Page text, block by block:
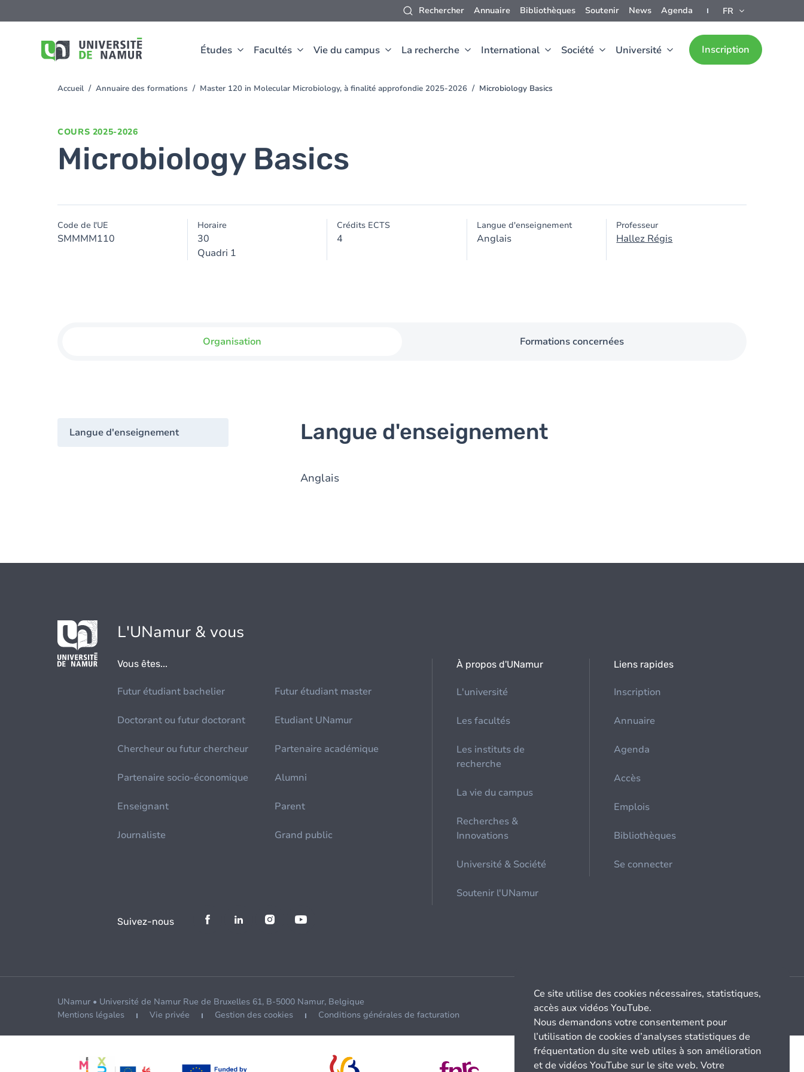
Rechercher Annuaire Bibliothèques Soutenir News Agenda FR
Études Facultés Vie du campus La recherche International Société Université Inscription
au
You
Accueil Annuaire des formations Master 120 in Molecular Microbiology, à finalité approfondie 2025-2026 Microbiology Basics
COURS 2025-2026
Microbiology Basics
Code de l'UE
SMMMM110
Horaire
30
Quadri 1
Crédits ECTS
4
Langue d'enseignement
Anglais
Professeur
Hallez Régis
Organisation Formations concernées
Langue d'enseignement Langue d'enseignement
Anglais
L'UNamur & vous
Vous êtes...
Futur étudiant bachelier Futur étudiant master
Doctorant ou futur doctorant Etudiant UNamur
Chercheur ou futur chercheur Partenaire académique
Partenaire socio-économique Alumni
Enseignant Parent
Journaliste Grand public
À propos d'UNamur
L'université
Les facultés
Les instituts de
recherche
La vie du campus
Recherches &
Innovations
Université & Société
Soutenir l'UNamur
Liens rapides
Inscription
Annuaire
Agenda
Accès
Emplois
Bibliothèques
Se connecter
Suivez-nous
UNamur • Université de Namur Rue de Bruxelles 61, B-5000 Namur, Belgique
Mentions légales
Vie privée Gestion des cookies Conditions générales de facturation
Ce site utilise des cookies nécessaires, statistiques,
accès aux vidéos YouTube.
Nous demandons votre consentement pour
l’utilisation de cookies d’analyses statistiques de
fréquentation du site web utiles à son amélioration
et de vidéos YouTube sur le site web. Votre